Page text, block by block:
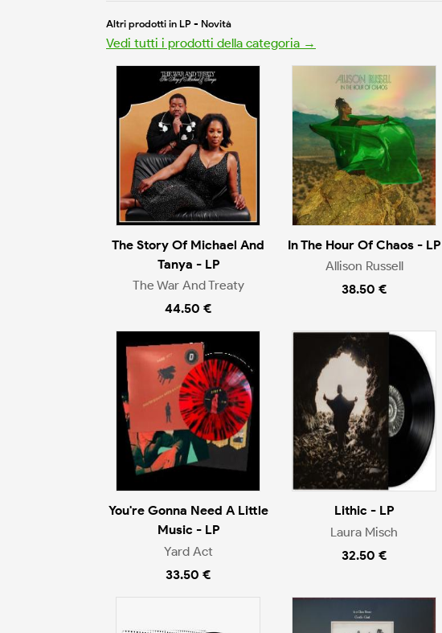
Altri prodotti in LP - Novità
Vedi tutti i prodotti della categoria →
The Story Of Michael And
Tanya - LP
The War And Treaty
44.50 €
In The Hour Of Chaos - LP
Allison Russell
38.50 €
You're Gonna Need A Little
Music - LP
Yard Act
33.50 €
Lithic - LP
Laura Misch
32.50 €